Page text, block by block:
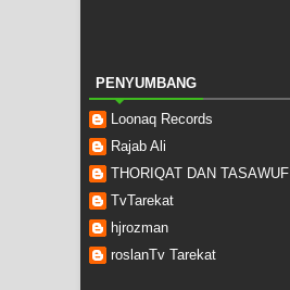
PENYUMBANG
Loonaq Records
Rajab Ali
THORIQAT DAN TASAWUF
TvTarekat
hjrozman
roslanTv Tarekat